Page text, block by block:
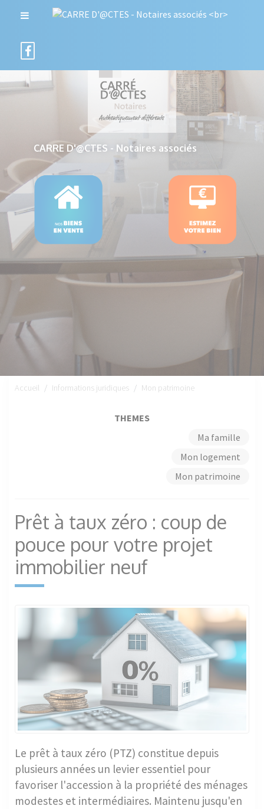
CARRE D'@CTES - Notaires associés
Accueil Informations juridiques Mon patrimoine
THEMES
Ma famille
Mon logement
Mon patrimoine
Prêt à taux zéro : coup de
pouce pour votre projet
immobilier neuf
Le prêt à taux zéro (PTZ) constitue depuis
plusieurs années un levier essentiel pour
favoriser l'accession à la propriété des ménages
modestes et intermédiaires. Maintenu jusqu'en